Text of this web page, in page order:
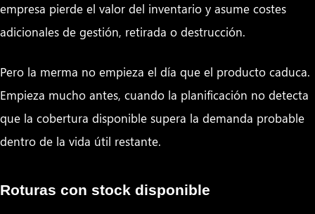
empresa pierde el valor del inventario y asume costes
adicionales de gestión, retirada o destrucción.
Pero la merma no empieza el día que el producto caduca.
Empieza mucho antes, cuando la planificación no detecta
que la cobertura disponible supera la demanda probable
dentro de la vida útil restante.
Roturas con stock disponible